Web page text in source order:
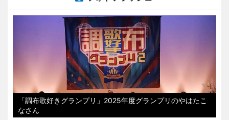
「調布歌好きグランプリ」2025年度グランプリのやはたこ
なさん